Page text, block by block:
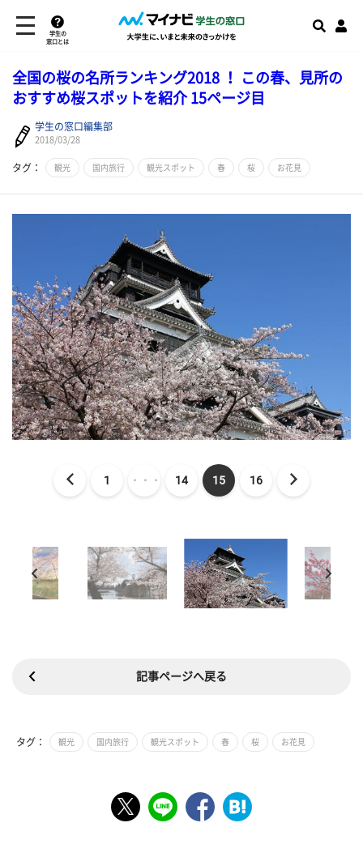
学生の
窓口とは
全国の桜の名所ランキング2018 ！ この春、見所の
おすすめ桜スポットを紹介 15ページ目
学生の窓口編集部
2018/03/28
タグ： 観光 国内旅行 観光スポット 春 桜 お花見
1 ・・・ 14 15 16
記事ページへ戻る
タグ： 観光 国内旅行 観光スポット 春 桜 お花見